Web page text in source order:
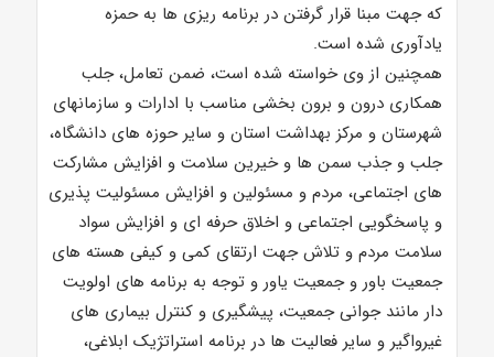
که جهت مبنا قرار گرفتن در برنامه ریزی ها به حمزه
یادآوری شده است.
همچنین از وی خواسته شده است، ضمن تعامل، جلب
همکاری درون و برون بخشی مناسب با ادارات و سازمانهای
شهرستان و مرکز بهداشت استان و سایر حوزه های دانشگاه،
جلب و جذب سمن ها و خیرین سلامت و افزایش مشارکت
های اجتماعی، مردم و مسئولین و افزایش مسئولیت پذیری
و پاسخگویی اجتماعی و اخلاق حرفه ای و افزایش سواد
سلامت مردم و تلاش جهت ارتقای کمی و کیفی هسته های
جمعیت باور و جمعیت یاور و توجه به برنامه های اولویت
دار مانند جوانی جمعیت، پیشگیری و کنترل بیماری های
غیرواگیر و سایر فعالیت ها در برنامه استراتژیک ابلاغی،